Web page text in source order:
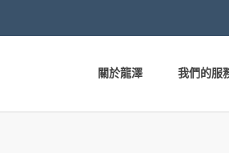
關於龍澤 我們的服